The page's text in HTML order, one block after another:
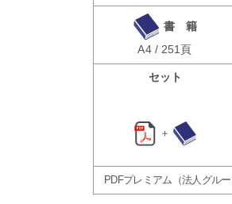
書 籍
A4 / 251頁
セット
＋
PDFプレミアム（法人グル